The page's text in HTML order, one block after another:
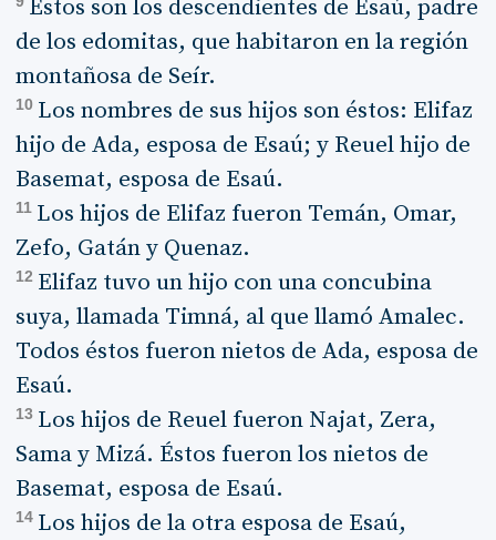
Éstos son los descendientes de Esaú, padre
de los edomitas, que habitaron en la región
montañosa de Seír.
10 Los nombres de sus hijos son éstos: Elifaz
hijo de Ada, esposa de Esaú; y Reuel hijo de
Basemat, esposa de Esaú.
11 Los hijos de Elifaz fueron Temán, Omar,
Zefo, Gatán y Quenaz.
12 Elifaz tuvo un hijo con una concubina
suya, llamada Timná, al que llamó Amalec.
Todos éstos fueron nietos de Ada, esposa de
Esaú.
13 Los hijos de Reuel fueron Najat, Zera,
Sama y Mizá. Éstos fueron los nietos de
Basemat, esposa de Esaú.
14 Los hijos de la otra esposa de Esaú,